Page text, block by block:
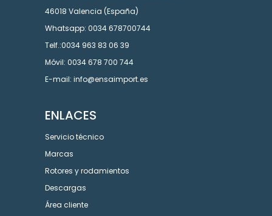
46018 Valencia (España)
Whatsapp: 0034 678700744
Telf.:0034 963 83 06 39
Móvil: 0034 678 700 744
E-mail: info@ensaimport.es
ENLACES
Servicio técnico
Marcas
Rotores y rodamientos
Descargas
Área cliente